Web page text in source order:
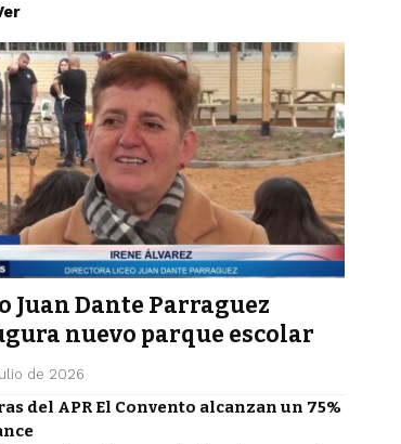
Juan Dante Parraguez
nuevo parque escolar
de 2026
del APR El Convento alcanzan un 75%